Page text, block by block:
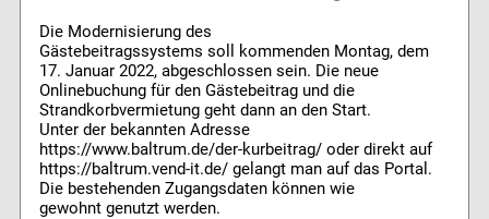
Die Modernisierung des
Gästebeitragssystems soll kommenden Montag, dem
17. Januar 2022, abgeschlossen sein. Die neue
Onlinebuchung für den Gästebeitrag und die
Strandkorbvermietung geht dann an den Start.
Unter der bekannten Adresse
https://www.baltrum.de/der-kurbeitrag/ oder direkt auf
https://baltrum.vend-it.de/ gelangt man auf das Portal.
Die bestehenden Zugangsdaten können wie
gewohnt genutzt werden.